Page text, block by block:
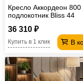
Кресло Аккордеон 800
подлокотник Вliss 44
36 310 ₽
В
Купить в 1 клик